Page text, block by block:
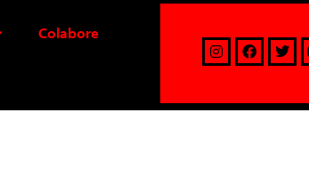
Colabore